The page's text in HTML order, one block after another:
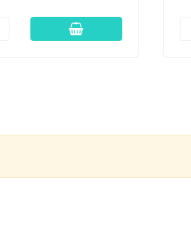
aggiungi al carrello